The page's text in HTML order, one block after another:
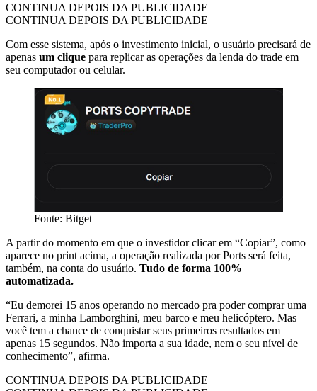
CONTINUA DEPOIS DA PUBLICIDADE
CONTINUA DEPOIS DA PUBLICIDADE
Com esse sistema, após o investimento inicial, o usuário precisará de
apenas um clique para replicar as operações da lenda do trade em
seu computador ou celular.
Fonte: Bitget
A partir do momento em que o investidor clicar em “Copiar”, como
aparece no print acima, a operação realizada por Ports será feita,
também, na conta do usuário. Tudo de forma 100%
automatizada.
“Eu demorei 15 anos operando no mercado pra poder comprar uma
Ferrari, a minha Lamborghini, meu barco e meu helicóptero. Mas
você tem a chance de conquistar seus primeiros resultados em
apenas 15 segundos. Não importa a sua idade, nem o seu nível de
conhecimento”, afirma.
CONTINUA DEPOIS DA PUBLICIDADE